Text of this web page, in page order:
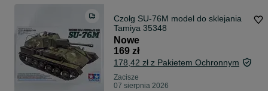
Czołg SU-76M model do sklejania
Tamiya 35348
Nowe
169 zł
178,42 zł z Pakietem Ochronnym
Zacisze
07 sierpnia 2026